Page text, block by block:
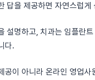
답을 제공하면 자연스럽게
설명하고, 치과는 임플란
다.
공이 아니라 온라인 영업